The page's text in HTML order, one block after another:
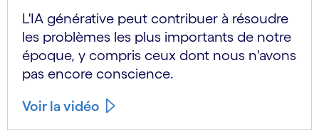
L'IA générative peut contribuer à résoudre
les problèmes les plus importants de notre
époque, y compris ceux dont nous n'avons
pas encore conscience.
Voir la vidéo